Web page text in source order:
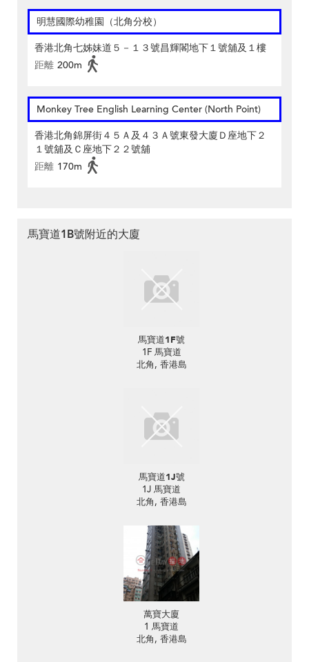
明慧國際幼稚園（北角分校）
香港北角七姊妹道５－１３號昌輝閣地下１號舖及１樓
距離 200m
Monkey Tree English Learning Center (North Point)
香港北角錦屏街４５Ａ及４３Ａ號東發大廈Ｄ座地下２
１號舖及Ｃ座地下２２號舖
距離 170m
馬寶道1B號附近的大廈
馬寶道1F號
1F 馬寶道
北角, 香港島
馬寶道1J號
1J 馬寶道
北角, 香港島
萬寶大廈
1 馬寶道
北角, 香港島